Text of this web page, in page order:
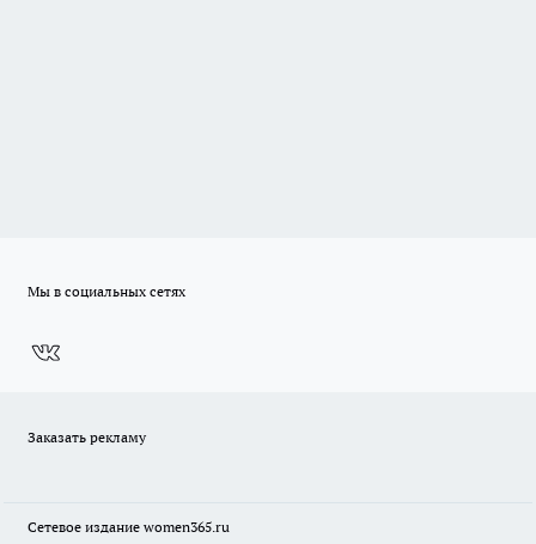
Мы в социальных сетях
Заказать рекламу
Сетевое издание women365.ru